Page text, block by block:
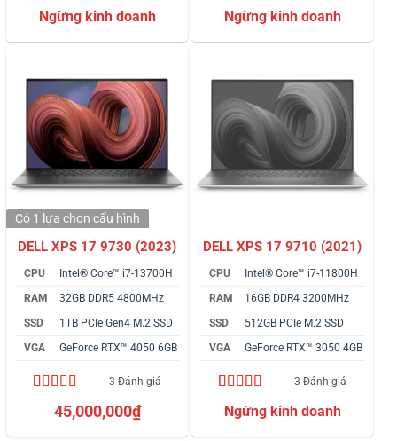
5.00 trên 5
dựa trên
4
5.00 trên 5
dựa trên
2
DELL XPS 17 9730 (2023)
CPU
Intel® Core™ i7-13700H
RAM
32GB DDR5 4800MHz
SSD
1TB PCIe Gen4 M.2 SSD
VGA
GeForce RTX™ 4050 6GB
4.67trên 5
dựa trên
3 Đánh giá
45,000,000₫
Có 1 lựa chọn cấu hình
DELL XPS 17 9710 (2021)
CPU
Intel® Core™ i7-11800H
RAM
16GB DDR4 3200MHz
SSD
512GB PCIe M.2 SSD
VGA
GeForce RTX™ 3050 4GB
5.00 trên 5
dựa trên
3
3 Đánh giá